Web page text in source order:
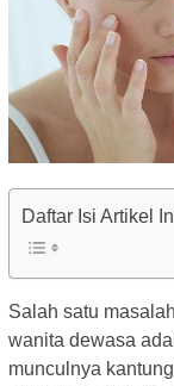
Daftar Isi Artikel
Salah satu
wanita dewasa
munculnya